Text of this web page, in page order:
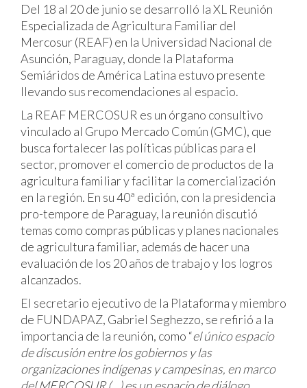
Del 18 al 20 de junio se desarrolló la XL Reunión
Especializada de Agricultura Familiar del
Mercosur (REAF) en la Universidad Nacional de
Asunción, Paraguay, donde la Plataforma
Semiáridos de América Latina estuvo presente
llevando sus recomendaciones al espacio.
La REAF MERCOSUR es un órgano consultivo
vinculado al Grupo Mercado Común (GMC), que
busca fortalecer las políticas públicas para el
sector, promover el comercio de productos de la
agricultura familiar y facilitar la comercialización
en la región. En su 40ª edición, con la presidencia
pro-tempore de Paraguay, la reunión discutió
temas como compras públicas y planes nacionales
de agricultura familiar, además de hacer una
evaluación de los 20 años de trabajo y los logros
alcanzados.
El secretario ejecutivo de la Plataforma y miembro
de FUNDAPAZ, Gabriel Seghezzo, se refirió a la
importancia de la reunión, como “el único espacio
de discusión entre los gobiernos y las
organizaciones indígenas y campesinas, en marco